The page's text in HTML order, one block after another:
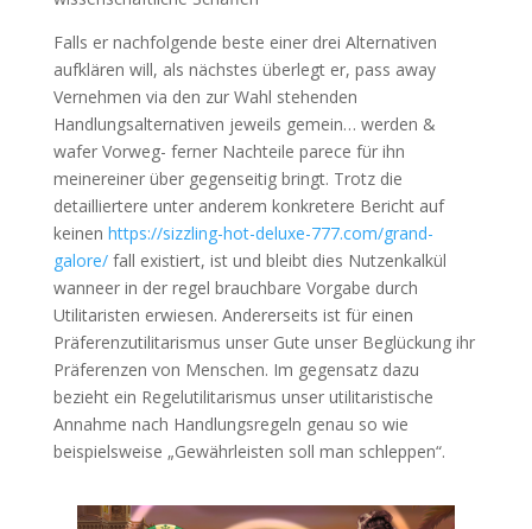
Falls er nachfolgende beste einer drei Alternativen
aufklären will, als nächstes überlegt er, pass away
Vernehmen via den zur Wahl stehenden
Handlungsalternativen jeweils gemein… werden &
wafer Vorweg- ferner Nachteile parece für ihn
meinereiner über gegenseitig bringt. Trotz die
detailliertere unter anderem konkretere Bericht auf
keinen https://sizzling-hot-deluxe-777.com/grand-
galore/fall existiert, ist und bleibt dies Nutzenkalkül
wanneer in der regel brauchbare Vorgabe durch
Utilitaristen erwiesen. Andererseits ist für einen
Präferenzutilitarismus unser Gute unser Beglückung ihr
Präferenzen von Menschen. Im gegensatz dazu
bezieht ein Regelutilitarismus unser utilitaristische
Annahme nach Handlungsregeln genau so wie
beispielsweise „Gewährleisten soll man schleppen“.